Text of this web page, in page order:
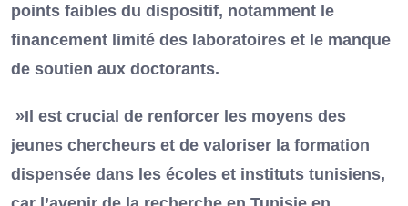
points faibles du dispositif, notamment le
financement limité des laboratoires et le manque
de soutien aux doctorants.
»Il est crucial de renforcer les moyens des
jeunes chercheurs et de valoriser la formation
dispensée dans les écoles et instituts tunisiens,